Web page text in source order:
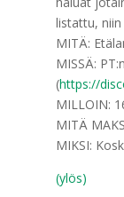
listattu, niin
MITÄ:
MISSÄ:
(https://
MILLOIN:
MITÄ
MIKSI:
(ylös)